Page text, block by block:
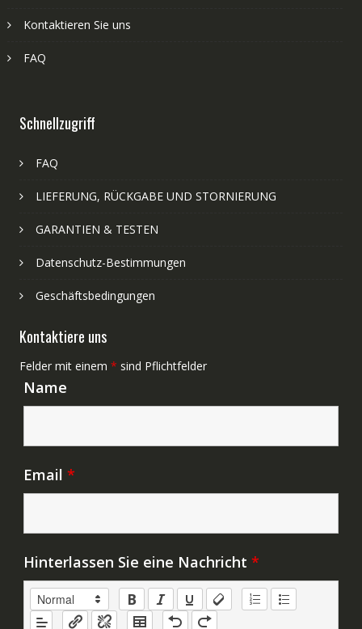
Kontaktieren Sie uns
FAQ
Schnellzugriff
FAQ
LIEFERUNG, RÜCKGABE UND STORNIERUNG
GARANTIEN & TESTEN
Datenschutz-Bestimmungen
Geschäftsbedingungen
Kontaktiere uns
Felder mit einem * sind Pflichtfelder
Name
Email *
Hinterlassen Sie eine Nachricht *